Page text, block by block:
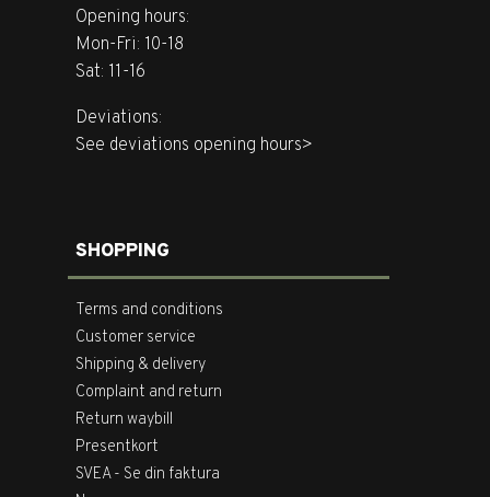
Opening hours:
Mon-Fri: 10-18
Sat: 11-16
Deviations:
See deviations opening hours>
SHOPPING
Terms and conditions
Customer service
Shipping & delivery
Complaint and return
Return waybill
Presentkort
SVEA - Se din faktura